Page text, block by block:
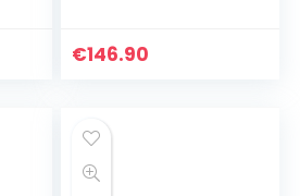
€146.90